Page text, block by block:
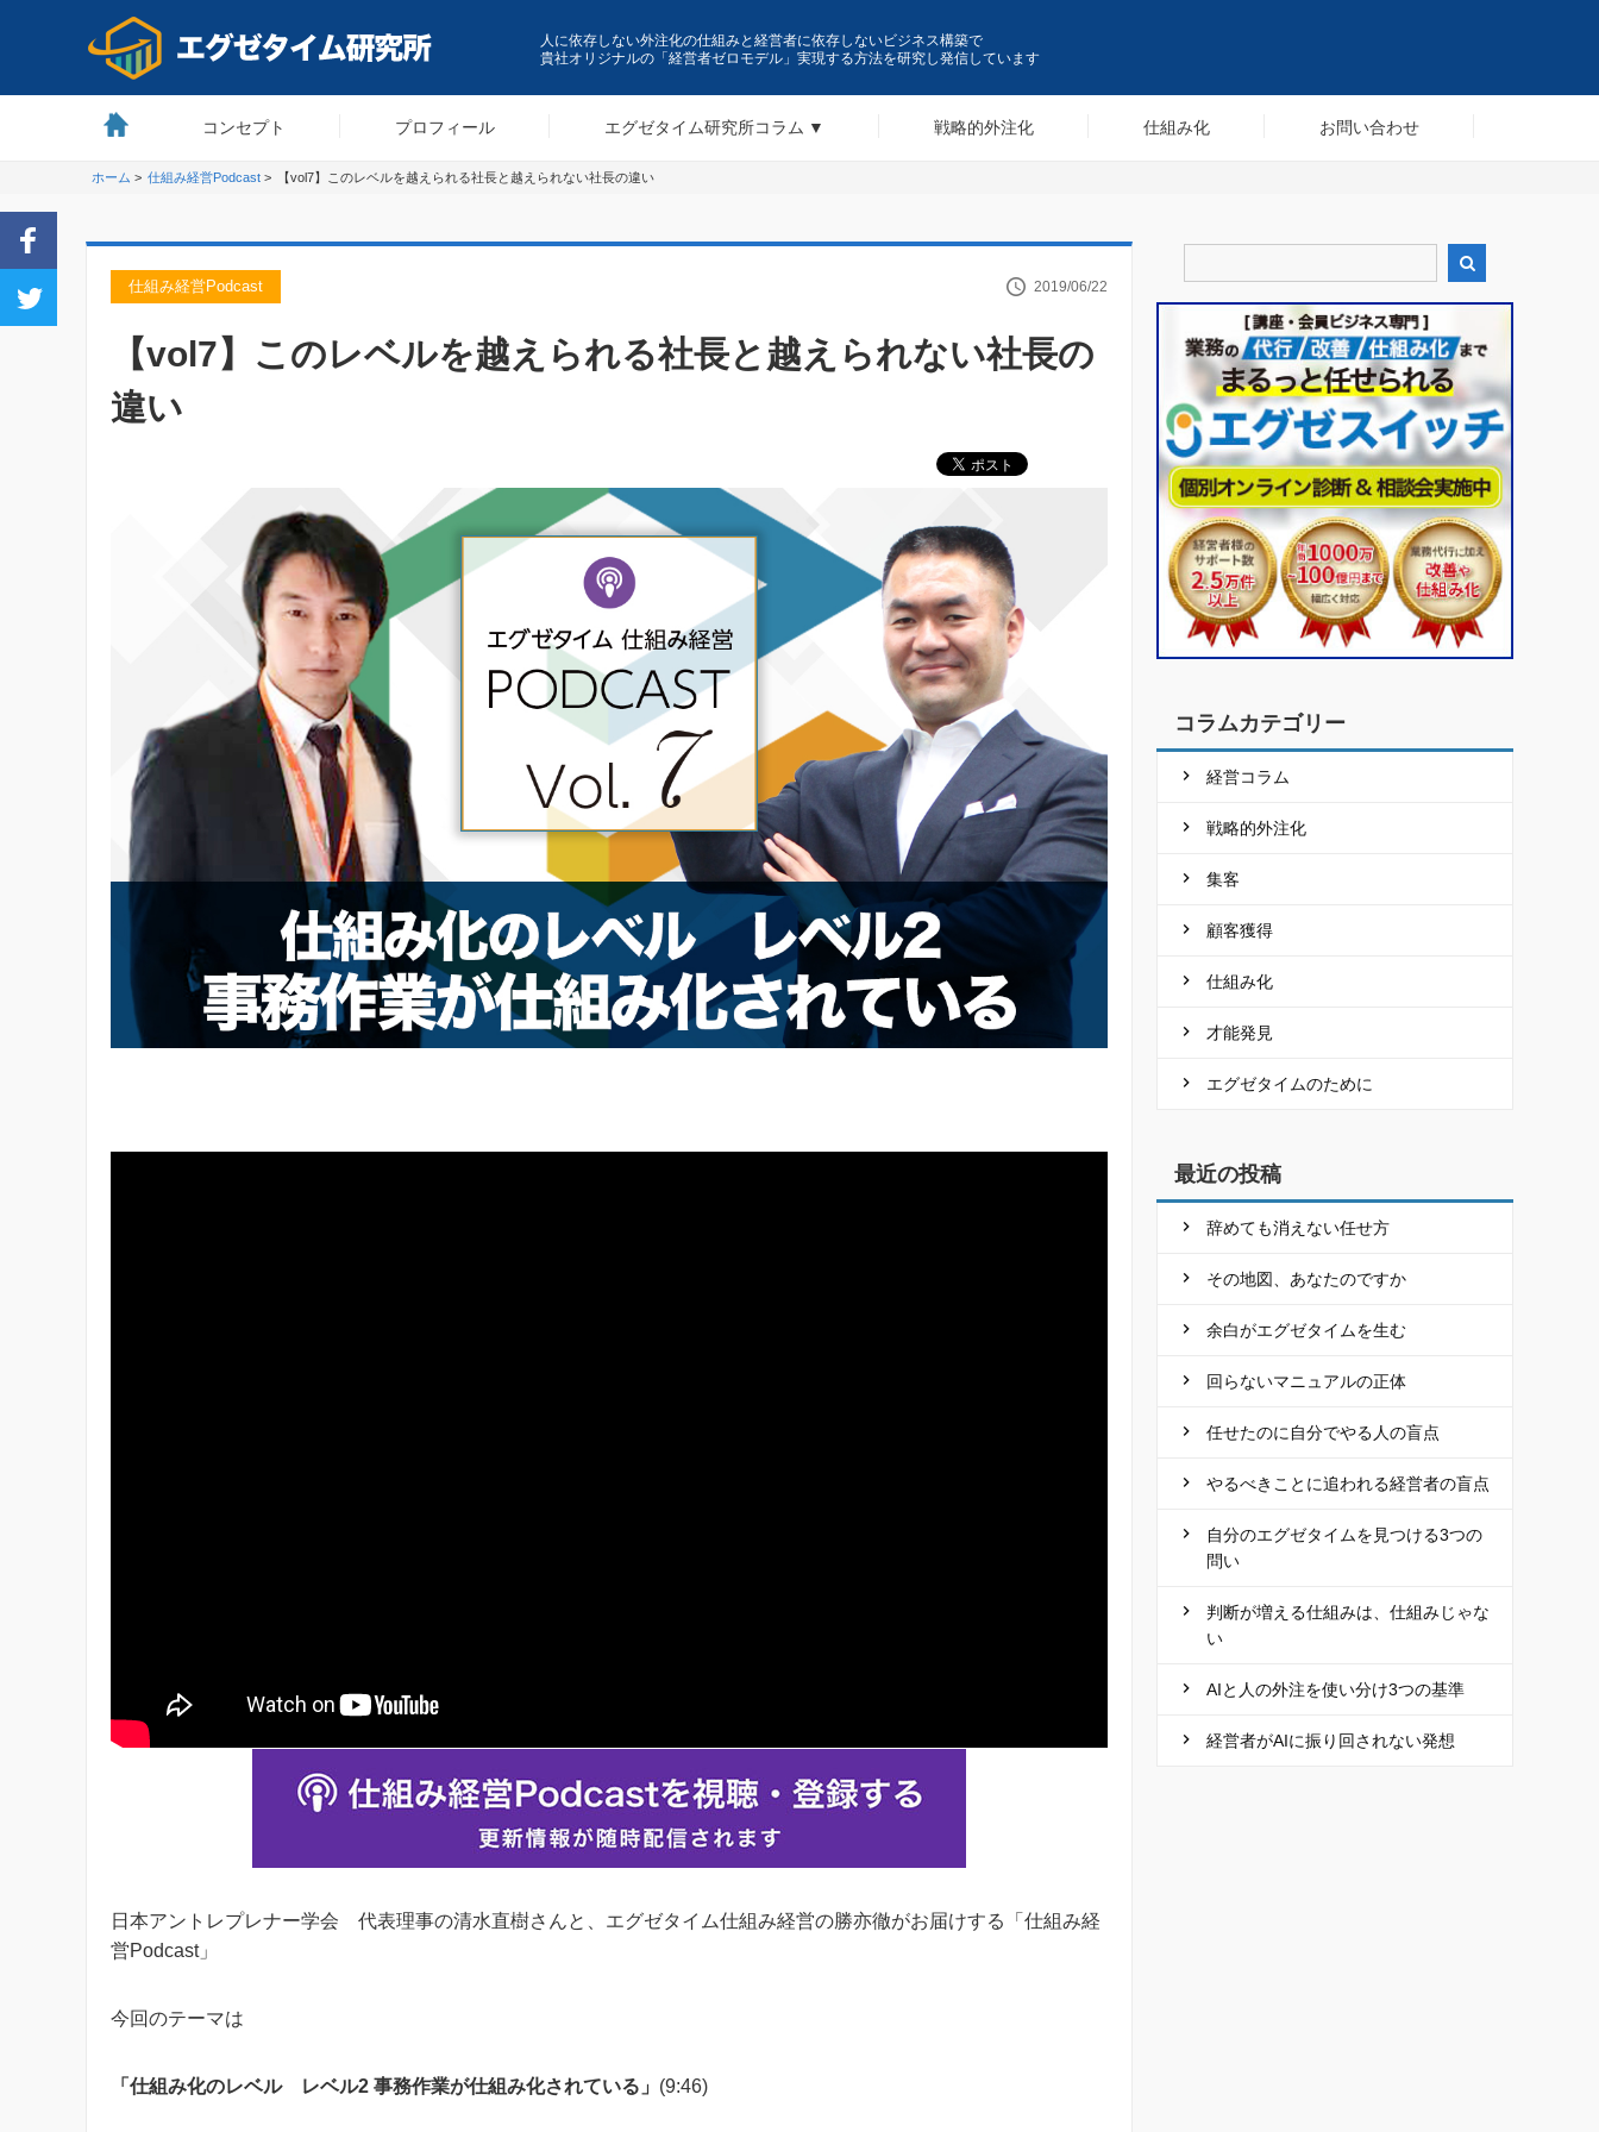
人に依存しない外注化の仕組みと経営者に依存しないビジネス構築で
貴社オリジナルの「経営者ゼロモデル」実現する方法を研究し発信しています
コンセプト プロフィール エグゼタイム研究所コラム 戦略的外注化 仕組み化 お問い合わせ
ホーム > 仕組み経営Podcast > 【vol7】このレベルを越えられる社長と越えられない社長の違い
仕組み経営Podcast 2019/06/22
【vol7】このレベルを越えられる社長と越えられない社長の
違い
日本アントレプレナー学会 代表理事の清水直樹さんと、エグゼタイム仕組み経営の勝亦徹がお届けする「仕組み経
営Podcast」
今回のテーマは
「仕組み化のレベル レベル2 事務作業が仕組み化されている」 (9:46)

コラムカテゴリー
経営コラム
戦略的外注化
集客
顧客獲得
仕組み化
才能発見
エグゼタイムのために
最近の投稿
辞めても消えない任せ方
その地図、あなたのですか
余白がエグゼタイムを生む
回らないマニュアルの正体
任せたのに自分でやる人の盲点
やるべきことに追われる経営者の盲点
自分のエグゼタイムを見つける3つの
問い
判断が増える仕組みは、仕組みじゃな
い
AIと人の外注を使い分け3つの基準
経営者がAIに振り回されない発想